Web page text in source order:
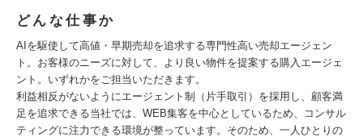
どんな仕事か
AIを駆使して高値・早期売却を追求する専門性高い売却エージェン
ト。お客様のニーズに対して、より良い物件を提案する購入エージェ
ント。いずれかをご担当いただきます。
利益相反がないようにエージェント制（片手取引）を採用し、顧客満
足を追求できる当社では、WEB集客を中心としているため、コンサル
ティングに注力できる環境が整っています。そのため、一人ひとりの